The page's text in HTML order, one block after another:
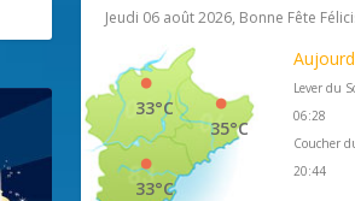
Jeudi 06 août 2026, Bonne Fête
35°C
33°C
33°C
Lever du
06:28
Coucher
20:44